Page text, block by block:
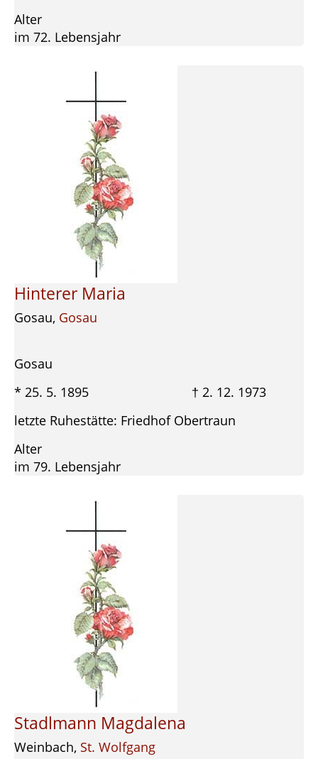
Alter
im 72. Lebensjahr
Hinterer Maria
Gosau, Gosau
Gosau
* 25. 5. 1895 † 2. 12. 1973
letzte Ruhestätte: Friedhof Obertraun
Alter
im 79. Lebensjahr
Stadlmann Magdalena
Weinbach, St. Wolfgang